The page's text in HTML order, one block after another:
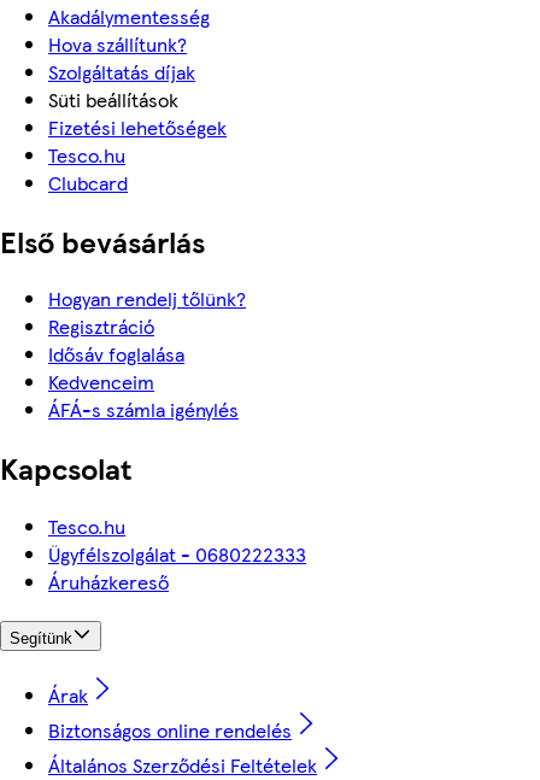
Akadálymentesség
Hova szállítunk?
Szolgáltatás díjak
Süti beállítások
Fizetési lehetőségek
Tesco.hu
Clubcard
Első bevásárlás
Hogyan rendelj tőlünk?
Regisztráció
Idősáv foglalása
Kedvenceim
ÁFÁ-s számla igénylés
Kapcsolat
Tesco.hu
Ügyfélszolgálat - 0680222333
Áruházkereső
Segítünk
Árak
Biztonságos online rendelés
Általános Szerződési Feltételek